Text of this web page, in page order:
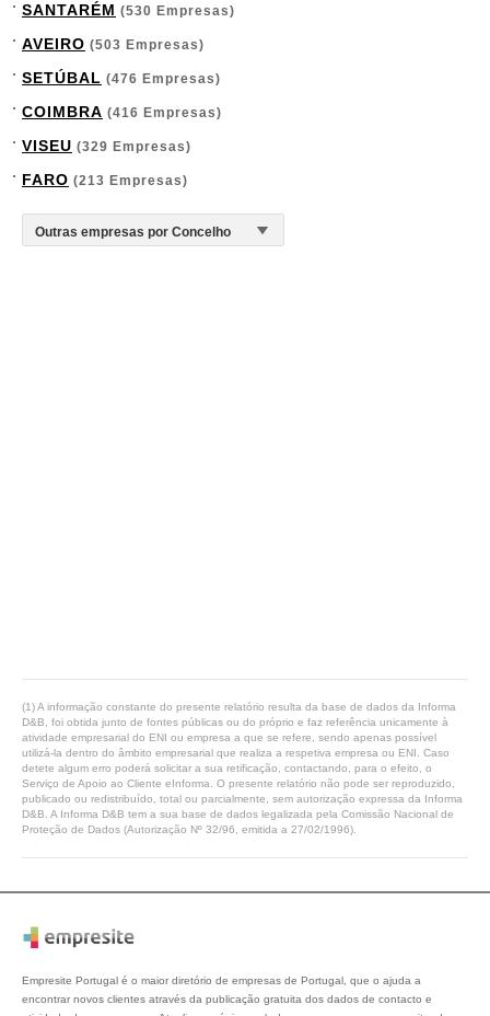
SANTARÉM (530 Empresas)
AVEIRO (503 Empresas)
SETÚBAL (476 Empresas)
COIMBRA (416 Empresas)
VISEU (329 Empresas)
FARO (213 Empresas)
(1) A informação constante do presente relatório resulta da base de dados da Informa
D&B, foi obtida junto de fontes públicas ou do próprio e faz referência unicamente à
atividade empresarial do ENI ou empresa a que se refere, sendo apenas possível
utilizá-la dentro do âmbito empresarial que realiza a respetiva empresa ou ENI. Caso
detete algum erro poderá solicitar a sua retificação, contactando, para o efeito, o
Serviço de Apoio ao Cliente eInforma. O presente relatório não pode ser reproduzido,
publicado ou redistribuído, total ou parcialmente, sem autorização expressa da Informa
D&B. A Informa D&B tem a sua base de dados legalizada pela Comissão Nacional de
Proteção de Dados (Autorização Nº 32/96, emitida a 27/02/1996).
Empresite Portugal é o maior diretório de empresas de Portugal, que o ajuda a
encontrar novos clientes através da publicação gratuita dos dados de contacto e